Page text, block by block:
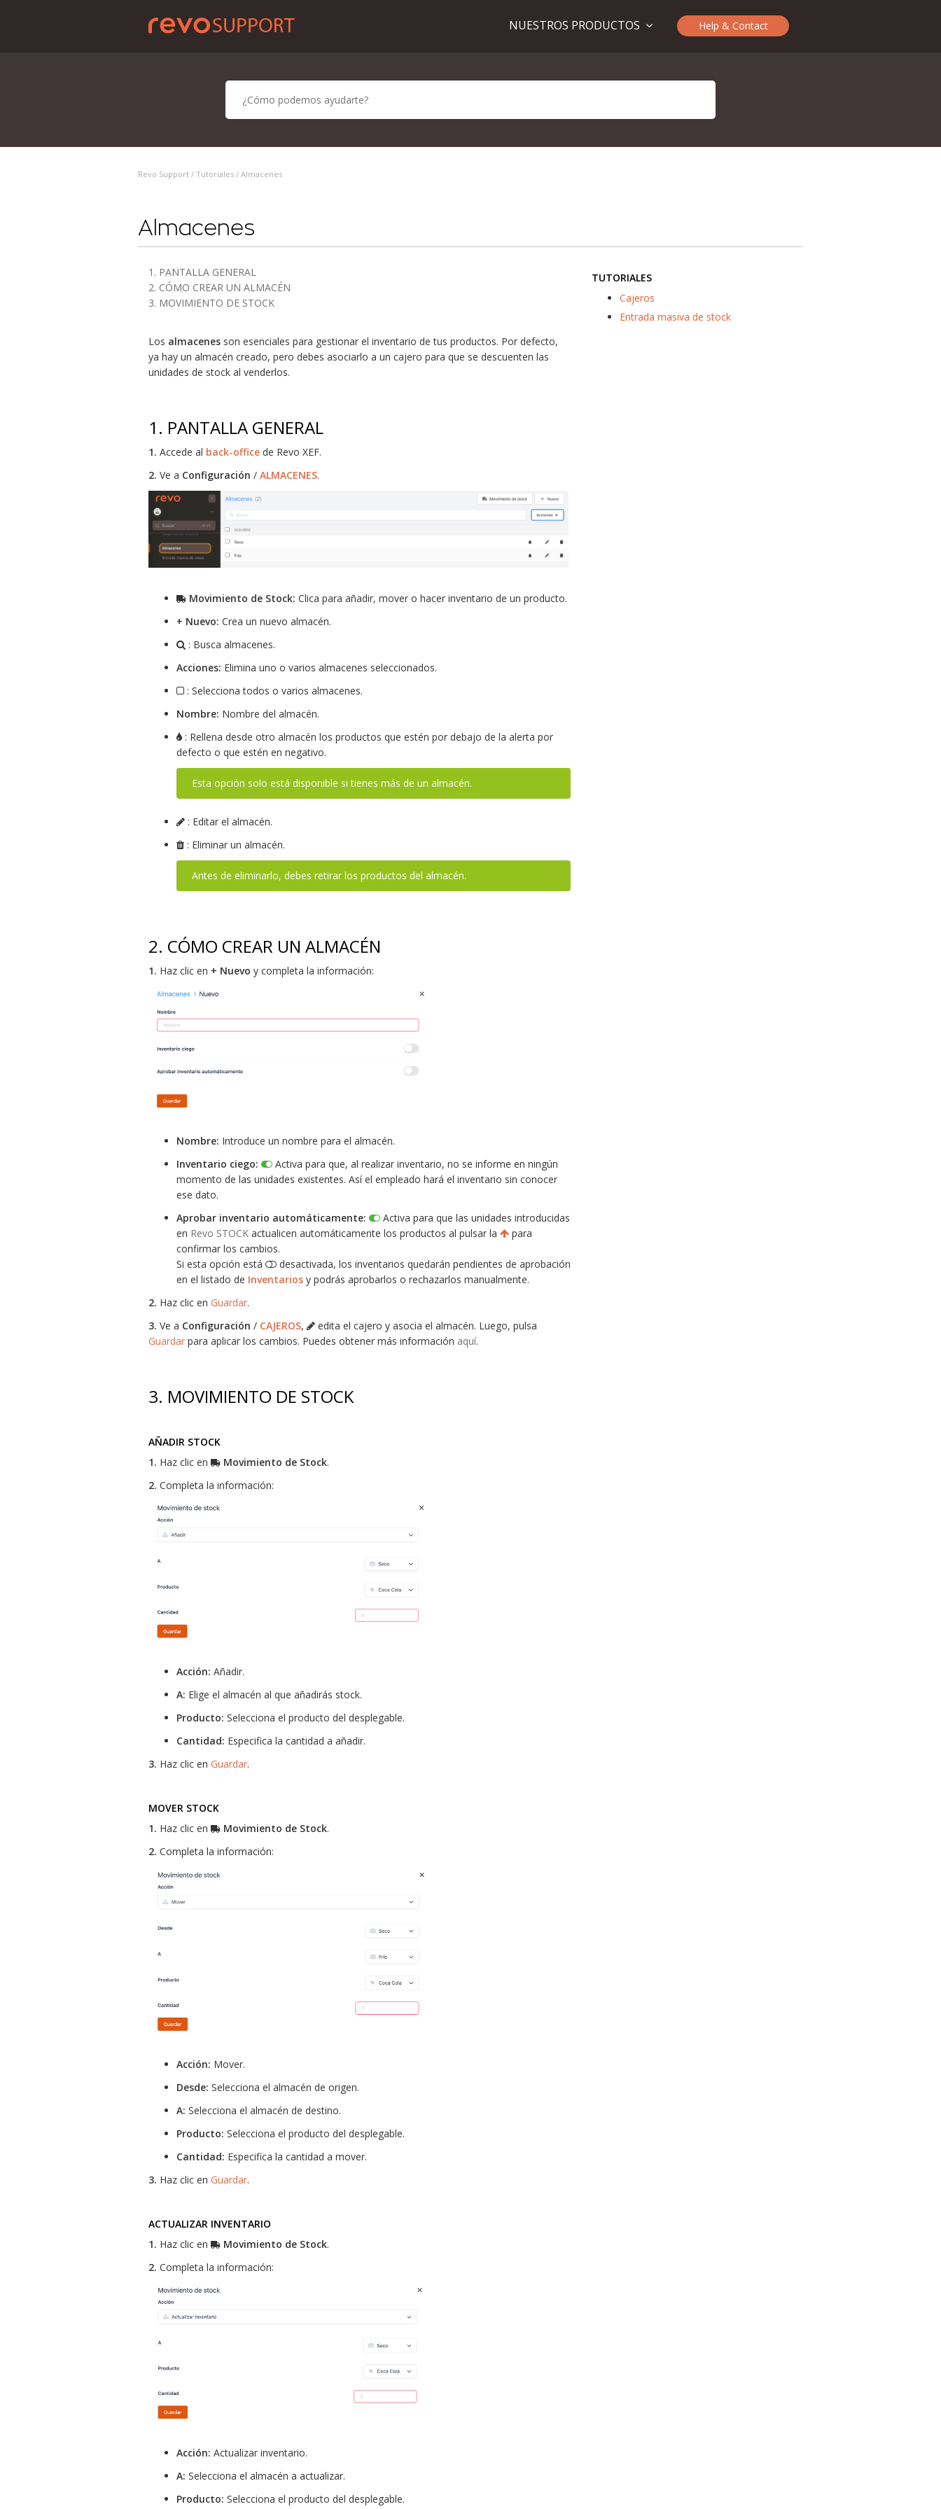
Help & Contact
NUESTROS PRODUCTOS
Revo Support / Tutoriales / Almacenes
Almacenes
1. PANTALLA GENERAL
2. CÓMO CREAR UN ALMACÉN
3. MOVIMIENTO DE STOCK
Los almacenes son esenciales para gestionar el inventario de tus productos. Por defecto,
ya hay un almacén creado, pero debes asociarlo a un cajero para que se descuenten las
unidades de stock al venderlos.
1. PANTALLA GENERAL
1. Accede al back-office de Revo XEF.
2. Ve a Configuración / ALMACENES.
Movimiento de Stock: Clica para añadir, mover o hacer inventario de un producto.
+ Nuevo: Crea un nuevo almacén.
: Busca almacenes.
Acciones: Elimina uno o varios almacenes seleccionados.
: Selecciona todos o varios almacenes.
Nombre: Nombre del almacén.
: Rellena desde otro almacén los productos que estén por debajo de la alerta por
defecto o que estén en negativo.
Esta opción solo está disponible si tienes más de un almacén.
: Editar el almacén.
: Eliminar un almacén.
Antes de eliminarlo, debes retirar los productos del almacén.
2. CÓMO CREAR UN ALMACÉN
1. Haz clic en + Nuevo y completa la información:
Nombre: Introduce un nombre para el almacén.
Inventario ciego:
Activa para que, al realizar inventario, no se informe en ningún
momento de las unidades existentes. Así el empleado hará el inventario sin conocer
ese dato.
Aprobar inventario automáticamente:
Activa para que las unidades introducidas
en Revo STOCK actualicen automáticamente los productos al pulsar la
para
confirmar los cambios.
Si esta opción está
desactivada, los inventarios quedarán pendientes de aprobación
en el listado de Inventarios y podrás aprobarlos o rechazarlos manualmente.
2. Haz clic en Guardar.
3. Ve a Configuración / CAJEROS,
edita el cajero y asocia el almacén. Luego, pulsa
Guardar para aplicar los cambios. Puedes obtener más información aquí.
3. MOVIMIENTO DE STOCK
AÑADIR STOCK
1. Haz clic en Movimiento de Stock.
2. Completa la información:
Acción: Añadir.
A: Elige el almacén al que añadirás stock.
Producto: Selecciona el producto del desplegable.
Cantidad: Especifica la cantidad a añadir.
3. Haz clic en Guardar.
MOVER STOCK
1. Haz clic en Movimiento de Stock.
2. Completa la información:
Acción: Mover.
Desde: Selecciona el almacén de origen.
A: Selecciona el almacén de destino.
Producto: Selecciona el producto del desplegable.
Cantidad: Especifica la cantidad a mover.
3. Haz clic en Guardar.
ACTUALIZAR INVENTARIO
1. Haz clic en Movimiento de Stock.
2. Completa la información:
Acción: Actualizar inventario.
A: Selecciona el almacén a actualizar.
Producto: Selecciona el producto del desplegable.
TUTORIALES
Cajeros
Entrada masiva de stock